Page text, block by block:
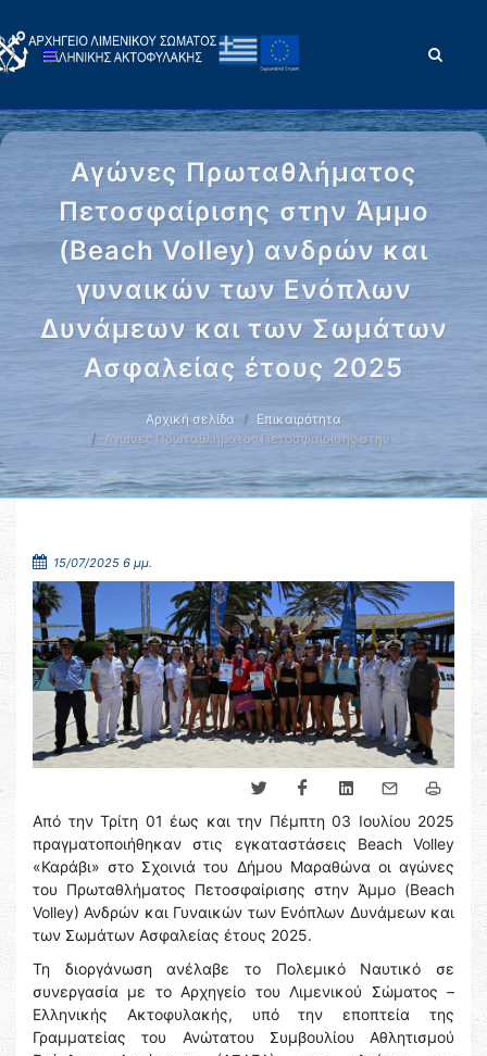
Αγώνες Πρωταθλήματος
Πετοσφαίρισης στην Άμμο
(Beach Volley) ανδρών και
γυναικών των Ενόπλων
Δυνάμεων και των Σωμάτων
Ασφαλείας έτους 2025
Αρχική σελίδα
Επικαιρότητα
Αγώνες Πρωταθλήματος Πετοσφαίρισης στην …
15/07/2025 6 μμ.
Από την Τρίτη 01 έως και την Πέμπτη 03 Ιουλίου 2025
πραγματοποιήθηκαν στις εγκαταστάσεις Beach Volley
«Καράβι» στο Σχοινιά του Δήμου Μαραθώνα οι αγώνες
του Πρωταθλήματος Πετοσφαίρισης στην Άμμο (Beach
Volley) Ανδρών και Γυναικών των Ενόπλων Δυνάμεων και
των Σωμάτων Ασφαλείας έτους 2025.
Τη διοργάνωση ανέλαβε το Πολεμικό Ναυτικό σε
συνεργασία με το Αρχηγείο του Λιμενικού Σώματος –
Ελληνικής Ακτοφυλακής, υπό την εποπτεία της
Γραμματείας του Ανώτατου Συμβουλίου Αθλητισμού